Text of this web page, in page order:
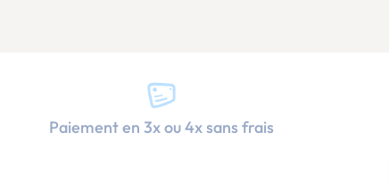
Paiement en 3x ou 4x sans frais